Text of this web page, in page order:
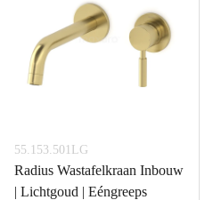
55.153.501LG
Radius Wastafelkraan Inbouw
| Lichtgoud | Eéngreeps